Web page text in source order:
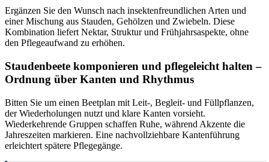
Ergänzen Sie den Wunsch nach insektenfreundlichen Arten und
einer Mischung aus Stauden, Gehölzen und Zwiebeln. Diese
Kombination liefert Nektar, Struktur und Frühjahrsaspekte, ohne
den Pflegeaufwand zu erhöhen.
Staudenbeete komponieren und pflegeleicht halten –
Ordnung über Kanten und Rhythmus
Bitten Sie um einen Beetplan mit Leit-, Begleit- und Füllpflanzen,
der Wiederholungen nutzt und klare Kanten vorsieht.
Wiederkehrende Gruppen schaffen Ruhe, während Akzente die
Jahreszeiten markieren. Eine nachvollziehbare Kantenführung
erleichtert spätere Pflegegänge.